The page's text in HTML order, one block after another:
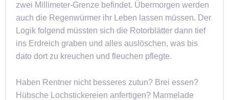
zwei Millimeter-Grenze befindet. Übermorgen werden
auch die Regenwürmer ihr Leben lassen müssen. Der
Logik folgend müssten sich die Rotorblätter dann tief
ins Erdreich graben und alles auslöschen, was bis
dato dort zu kreuchen und fleuchen pflegte.
Haben Rentner nicht besseres zutun? Brei essen?
Hübsche Lochstickereien anfertigen? Marmelade